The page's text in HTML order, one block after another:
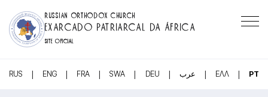
RUSSIAN ORTHODOX CHURCH
EXARCADO PATRIARCAL DA ÁFRICA
SITE OFICIAL
RUS | ENG | FRA | SWA | DEU | عرب | ΕΛΛ | PT